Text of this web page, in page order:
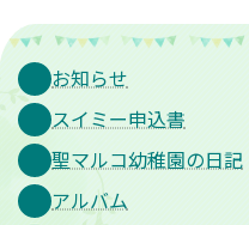
お知らせ
スイミー申込書
聖マルコ幼稚園の日記
アルバム